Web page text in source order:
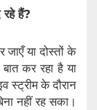
रहे हैं?
जाएँ या दोस्तों के
कर रहा है या
स्ट्रीम के दौरान
नहीं रह सका।